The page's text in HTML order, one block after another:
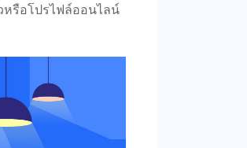
รือโปรไฟล์ออนไลน์